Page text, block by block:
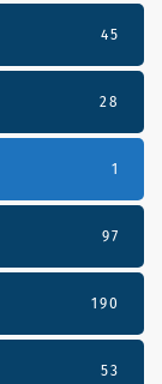
45
28
1
97
190
53